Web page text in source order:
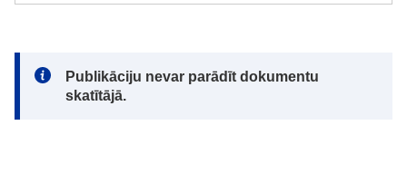
Note:
Publikāciju nevar parādīt dokumentu
skatītājā.